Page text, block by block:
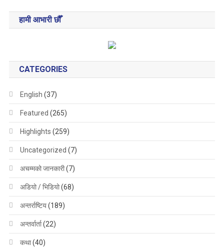
हामी आभारी छौँ
CATEGORIES
English (37)
Featured (265)
Highlights (259)
Uncategorized (7)
अचम्मको जानकारी(7)
अडियो / भिडियो(68)
अन्तर्राष्टिय(189)
अन्तर्वार्ता(22)
कथा(40)